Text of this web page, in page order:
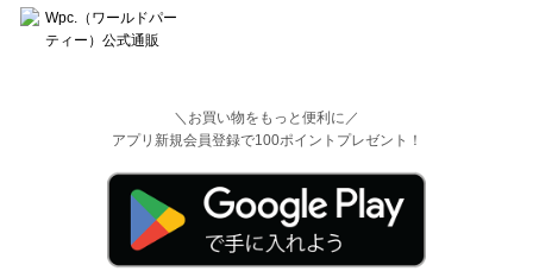
＼お買い物をもっと便利に／
アプリ新規会員登録で100ポイントプレゼント！